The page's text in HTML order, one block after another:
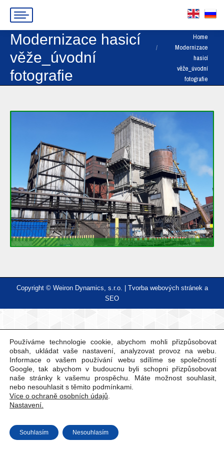
Modernizace hasicí
věže_úvodní
fotografie
You are here:Home
Modernizace
hasicí
věže_úvodní
fotografie
Copyright © Weiron Dynamics, s.r.o. | Tvorba webových stránek a
SEO
Používáme technologie cookie, abychom mohli přizpůsobovat
obsah, ukládat vaše nastavení, analyzovat provoz na webu.
Informace o vašem používání webu sdílíme se společností
Google, tak abychom v budoucnu byli schopni přizpůsobovat
naše stránky k vašemu prospěchu. Máte možnost souhlasit,
nebo nesouhlasit s těmito podmínkami.
Více o ochraně osobních údajů
Nastavení.
Souhlasím Nesouhlasím